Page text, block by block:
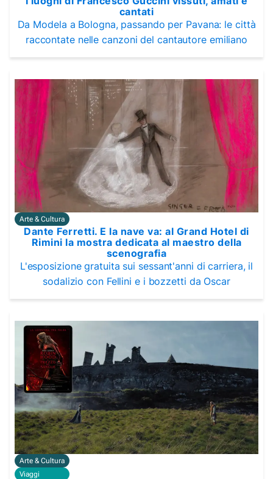
cantati
Da Modela a Bologna, passando per Pavana: le città
raccontate nelle canzoni del cantautore emiliano
Arte & Cultura
Dante Ferretti. E la nave va: al Grand Hotel di
Rimini la mostra dedicata al maestro della
scenografia
L'esposizione gratuita sui sessant'anni di carriera, il
sodalizio con Fellini e i bozzetti da Oscar
Arte & Cultura
Viaggi